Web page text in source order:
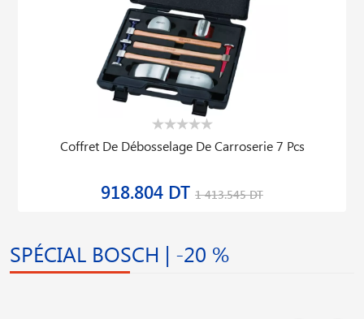
Coffret De Débosselage De Carroserie 7 Pcs
918.804 DT 1 413.545 DT
SPÉCIAL BOSCH | -20 %